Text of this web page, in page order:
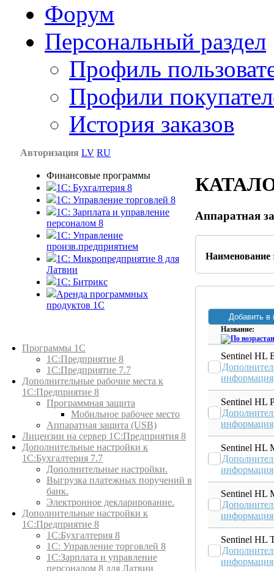
Форум
Персональный раздел
Профиль
Профили
История заказов
Авторизация LV RU
Финансовые программы
1С: Бухгалтерия 8
1C: Управление торговлей 8
1C: Зарплата и управление
персоналом 8
1C: Управление
произв.предприятием
1С: Микропредприятие 8 для
Латвии
1C: Битрикс
Аренда программных
продуктов 1С
Программы 1С
1С:Предприятие 8
1С:Предприятие 7.7
Дополнительные рабочие места к
1С:Предприятие 8
Программная защита
Мобильное рабочее место
Аппаратная защита (USB)
Лицензии на сервер 1С:Предприятия 8
Дополнительные настройки к
1С:Бухгалтерия 7.7
Дополнительные настройки.
Выгрузка платежных поручений в
банк.
Электронное декларирование.
Дополнительные настройки к
1С:Предприятие 8
1С:Бухгалтерия 8
1C: Управление торговлей 8
1С:Зарплата и управление
персоналом 8 для Латвии
Аппаратная
Наименование
Название:
Sentinel HL
информация
Sentinel HL
информация
Sentinel HL
информация
Sentinel HL
информация
Sentinel HL
информация